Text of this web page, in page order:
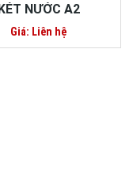
NƯỚC A2
Giá: Liên hệ